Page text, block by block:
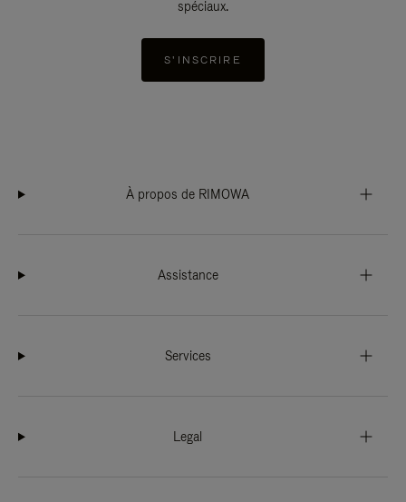
spéciaux.
S'INSCRIRE
À propos de RIMOWA
Assistance
Services
Legal